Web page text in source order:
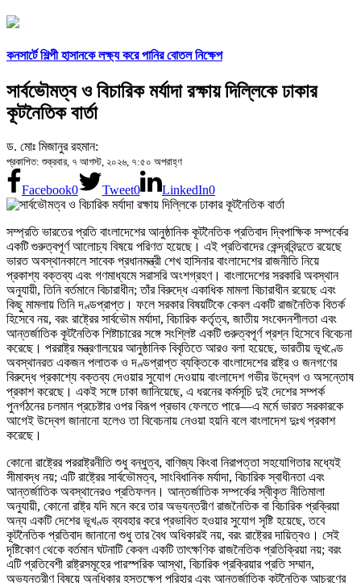
কনসার্টে শিল্পী হাসানকে লক্ষ্য করে পানির বোতল নিক্ষেপ
সার্বভৌমত্ব ও বিচারিক মর্যাদা রক্ষায় দিল্লিকে ঢাকার
কূটনৈতিক বার্তা
ড. মোঃ মিজানুর রহমান:
প্রকাশিত: শুক্রবার, ৭ আগস্ট, ২০২৬, ৭:৫০ অপরাহ্ণ
Facebook0 Tweet0 LinkedIn0
সম্প্রতি ভারতের প্রতি বাংলাদেশের আনুষ্ঠানিক কূটনৈতিক প্রতিবাদ দ্বিপাক্ষিক সম্পর্কের
একটি গুরুত্বপূর্ণ আলোচ্য বিষয়ে পরিণত হয়েছে। এই প্রতিবাদের কেন্দ্রবিন্দুতে রয়েছে
ভারত অবস্থানকালে সাবেক প্রধানমন্ত্রী শেখ হাসিনার বাংলাদেশের রাজনীতি নিয়ে
প্রকাশ্য বক্তব্য এবং গণমাধ্যমে সরাসরি অংশগ্রহণ। বাংলাদেশের সরকারি অবস্থান
অনুযায়ী, তিনি বর্তমানে বিচারাধীন; তাঁর বিরুদ্ধে একাধিক মামলা বিচারাধীন রয়েছে এবং
কিছু মামলায় তিনি দণ্ডপ্রাপ্ত। ফলে সরকার বিষয়টিকে কেবল একটি রাজনৈতিক বিতর্ক
হিসেবে নয়, বরং রাষ্ট্রের সার্বভৌম মর্যাদা, বিচারিক কর্তৃত্ব, জাতীয় সংবেদনশীলতা এবং
আন্তর্জাতিক কূটনৈতিক শিষ্টাচারের সঙ্গে সংশ্লিষ্ট একটি গুরুত্বপূর্ণ প্রশ্ন হিসেবে বিবেচনা
করেছে। পররাষ্ট্র মন্ত্রণালয়ের আনুষ্ঠানিক বিবৃতিতে আরও বলা হয়েছে, ভারতীয় ভূখণ্ডে
অবস্থানরত একজন পলাতক ও দণ্ডপ্রাপ্ত ব্যক্তিকে বাংলাদেশের রাষ্ট্র ও জনগণের
বিরুদ্ধে প্রকাশ্যে বক্তব্য দেওয়ার সুযোগ দেওয়ায় বাংলাদেশ গভীর উদ্বেগ ও অসন্তোষ
প্রকাশ করেছে। একই সঙ্গে ঢাকা জানিয়েছে, এ ধরনের কর্মসূচি দুই দেশের সম্পর্ক
পুনর্গঠনের চলমান প্রচেষ্টার ওপর বিরূপ প্রভাব ফেলতে পারে—এ মর্মে ভারত সরকারকে
আগেই উদ্বেগ জানানো হলেও তা বিবেচনায় নেওয়া হয়নি বলে বাংলাদেশ দুঃখ প্রকাশ
করেছে।
কোনো রাষ্ট্রের পররাষ্ট্রনীতি শুধু বন্ধুত্ব, বাণিজ্য কিংবা নিরাপত্তা সহযোগিতার মধ্যেই
সীমাবদ্ধ নয়; এটি রাষ্ট্রের সার্বভৌমত্ব, সাংবিধানিক মর্যাদা, বিচারিক স্বাধীনতা এবং
আন্তর্জাতিক অবস্থানেরও প্রতিফলন। আন্তর্জাতিক সম্পর্কের স্বীকৃত নীতিমালা
অনুযায়ী, কোনো রাষ্ট্র যদি মনে করে তার অভ্যন্তরীণ রাজনৈতিক বা বিচারিক প্রক্রিয়া
অন্য একটি দেশের ভূখণ্ড ব্যবহার করে প্রভাবিত হওয়ার সুযোগ সৃষ্টি হয়েছে, তবে
কূটনৈতিক প্রতিবাদ জানানো শুধু তার বৈধ অধিকারই নয়, বরং রাষ্ট্রের দায়িত্বও। সেই
দৃষ্টিকোণ থেকে বর্তমান ঘটনাটি কেবল একটি তাৎক্ষণিক রাজনৈতিক প্রতিক্রিয়া নয়; বরং
এটি প্রতিবেশী রাষ্ট্রসমূহের পারস্পরিক আস্থা, বিচারিক প্রক্রিয়ার প্রতি সম্মান,
অভ্যন্তরীণ বিষয়ে অনধিকার হস্তক্ষেপ পরিহার এবং আন্তর্জাতিক কূটনৈতিক আচরণের